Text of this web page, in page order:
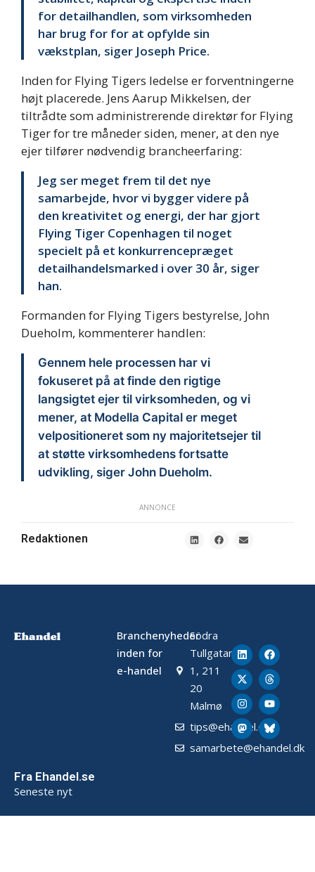
for detailhandlen, som virksomheden
har brug for for at opfylde sin
vækstplan, siger Joseph Price.
Inden for Flying Tigers ledelse er forventningerne
højt placerede. Jens Aarup Mikkelsen, der
tiltrådte som administrerende direktør for Flying
Tiger for tre måneder siden, mener, at den nye
ejer tilfører nødvendig brancheerfaring:
Jeg ser meget frem til det nye
samarbejde, hvor vi bygger videre på
den kreativitet og energi, der har gjort
Flying Tiger Copenhagen til noget
specielt på et konkurrencepræget
detailhandelsmarked i over 30 år, siger
han.
Formanden for Flying Tigers bestyrelse, John
Dueholm, kommenterer handlen:
Gennem hele processen har vi
fokuseret på at finde den rigtige
langsigtet ejer til virksomheden, og vi
mener, at Modella Capital er meget
velpositioneret som ny majoritetsejer til
at støtte virksomhedens fortsatte
udvikling, siger John Dueholm.
ANNONCE
Redaktionen
Branchenyheder
inden for
e-handel
Södra
Tullgatan
1, 211
20
Malmø
tips@ehandel.dk
samarbete@ehandel.dk
Fra Ehandel.se
Seneste nyt